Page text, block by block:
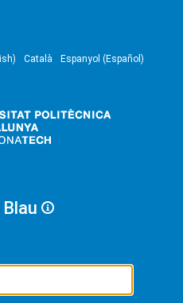
Català Espanyol (Español)